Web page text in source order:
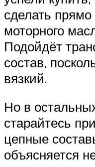
сделать
моторного
Подойдёт
состав,
вязкий.
Но в
старайтесь
цепные
объясняется